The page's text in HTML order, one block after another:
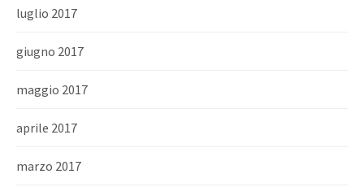
luglio 2017
giugno 2017
maggio 2017
aprile 2017
marzo 2017